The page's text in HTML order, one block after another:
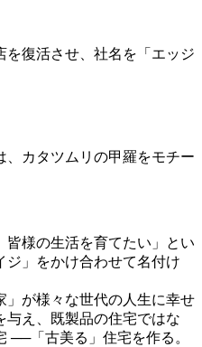
を復活させ、社名を「エッジ
、カタツムリの甲羅をモチー
皆様の生活を育てたい」とい
ジ」をかけ合わせて名付け
」が様々な世代の人生に幸せ
与え、既製品の住宅ではな
──「古美る」住宅を作る。